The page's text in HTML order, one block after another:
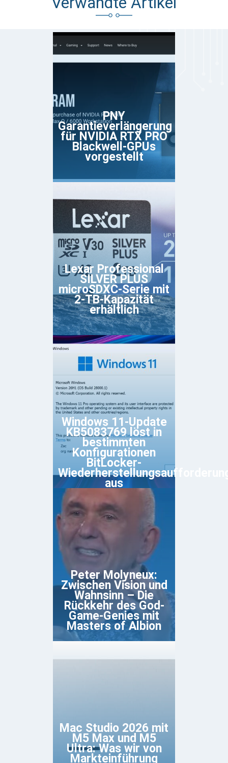
PNY
Garantieverlängerung
für NVIDIA RTX PRO
Blackwell-GPUs
vorgestellt
Lexar Professional
SILVER PLUS
microSDXC-Serie mit
2-TB-Kapazität
erhältlich
Windows 11-Update
KB5083769 löst in
bestimmten
Konfigurationen
BitLocker-
aus
Peter Molyneux:
Zwischen Vision und
Wahnsinn – Die
Rückkehr des God-
Game-Genies mit
Masters of Albion
Mac Studio 2026 mit
M5 Max und M5
Ultra: Was wir von
Markteinführung